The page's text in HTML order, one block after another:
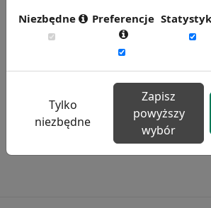
Niezbędne Preferencje
Tylko
niezbędne
Zapisz
powyższy
wybór